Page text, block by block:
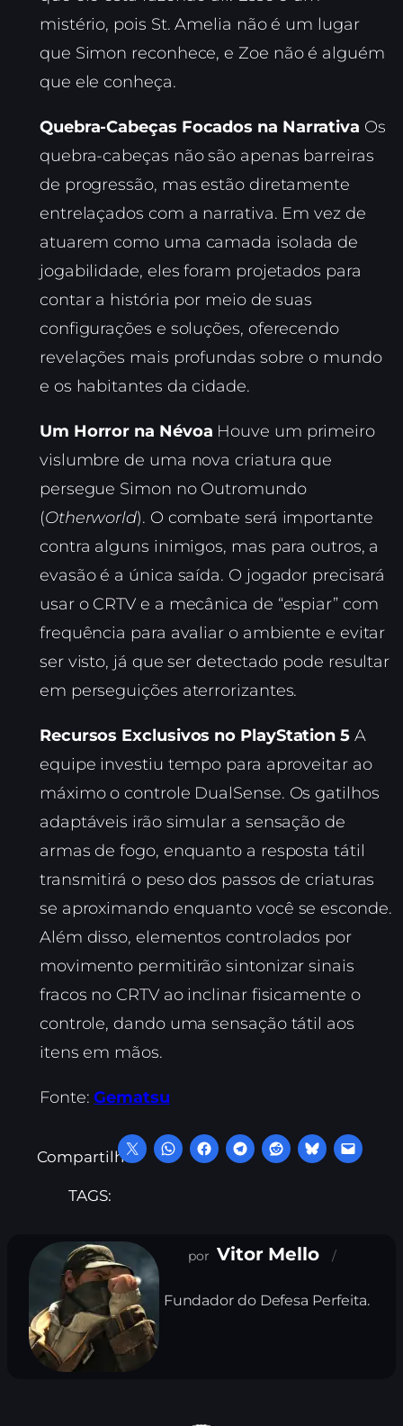
mistério, pois St. Amelia não é um lugar
que Simon reconhece, e Zoe não é alguém
que ele conheça.
Quebra-Cabeças Focados na Narrativa Os
quebra-cabeças não são apenas barreiras
de progressão, mas estão diretamente
entrelaçados com a narrativa. Em vez de
atuarem como uma camada isolada de
jogabilidade, eles foram projetados para
contar a história por meio de suas
configurações e soluções, oferecendo
revelações mais profundas sobre o mundo
e os habitantes da cidade.
Um Horror na Névoa Houve um primeiro
vislumbre de uma nova criatura que
persegue Simon no Outromundo
(Otherworld). O combate será importante
contra alguns inimigos, mas para outros, a
evasão é a única saída. O jogador precisará
usar o CRTV e a mecânica de “espiar” com
frequência para avaliar o ambiente e evitar
ser visto, já que ser detectado pode resultar
em perseguições aterrorizantes.
Recursos Exclusivos no PlayStation 5A
equipe investiu tempo para aproveitar ao
máximo o controle DualSense. Os gatilhos
adaptáveis irão simular a sensação de
armas de fogo, enquanto a resposta tátil
transmitirá o peso dos passos de criaturas
se aproximando enquanto você se esconde.
Além disso, elementos controlados por
movimento permitirão sintonizar sinais
fracos no CRTV ao inclinar fisicamente o
controle, dando uma sensação tátil aos
itens em mãos.
Fonte:Gematsu
Compartilhe:
TAGS:
Vitor Mello
Fundador do Defesa Perfeita.